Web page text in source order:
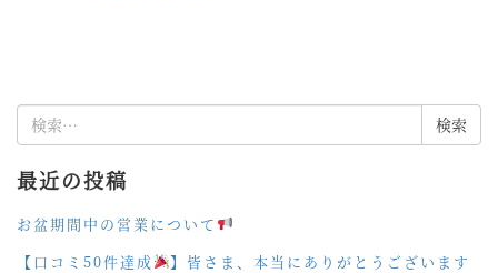
索:
最近の投稿
お盆期間中の営業について
【口コミ50件達成
】皆さま、本当にありがとうございます